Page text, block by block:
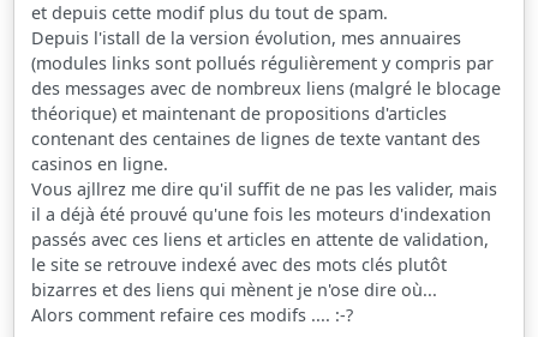
et depuis cette modif plus du tout de spam.
Depuis l'istall de la version évolution, mes annuaires
(modules links sont pollués régulièrement y compris par
des messages avec de nombreux liens (malgré le blocage
théorique) et maintenant de propositions d'articles
contenant des centaines de lignes de texte vantant des
casinos en ligne.
Vous ajllrez me dire qu'il suffit de ne pas les valider, mais
il a déjà été prouvé qu'une fois les moteurs d'indexation
passés avec ces liens et articles en attente de validation,
le site se retrouve indexé avec des mots clés plutôt
bizarres et des liens qui mènent je n'ose dire où...
Alors comment refaire ces modifs .... :-?